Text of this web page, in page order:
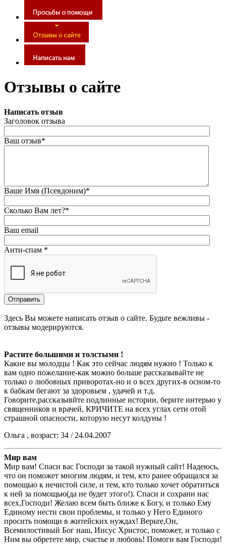
Отзывы о сайте
Написать отзыв
Заголовок отзыва
Ваш отзыв*
Ваше Имя (Псевдоним)*
Сколько Вам лет?*
Ваш email
Анти-спам *
Здесь Вы можете написать отзыв о сайте. Будьте вежливы -
отзывы модерируются.
Растите большими и толстыми !
Какие вы молодцы ! Как это сейчас людям нужно ! Только к
вам одно пожелание-как можно больше рассказывайте не
только о любовных приворотах-но и о всех других-в осном-то
к бабкам бегают за здоровьем , удачей и т.д.
Говорите,рассказывйте подлинные истории, берите интерью у
священников и врачей, КРИЧИТЕ на всех углах сети отой
страшной опасности, которую несут колдуны !
Ольга , возраст: 34 / 24.04.2007
Мир вам
Мир вам! Спаси вас Господи за такой нужный сайт! Надеюсь,
что он поможет многим людям, и тем, кто ранее обращался за
помощью к нечистой силе, и тем, кто только хочет обратиться
к ней за помощью(да не будет этого!). Спаси и сохрани нас
всех,Господи! Желаю всем быть ближе к Богу, и только Ему
Единому нести свои проблемы, и только у Него Единого
просить помощи в житейских нуждах! Верьте,Он,
Всемилостивый Бог наш, Иисус Христос, поможет, и только с
Ним вы обретете мир, счастье и любовь! Помоги вам Господи!